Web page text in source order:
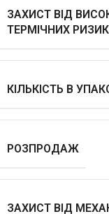
ЗАХИСТ ВІД
ТЕРМІЧНИХ
КІЛЬКІСТЬ В
РОЗПРОДАЖ
ЗАХИСТ ВІД